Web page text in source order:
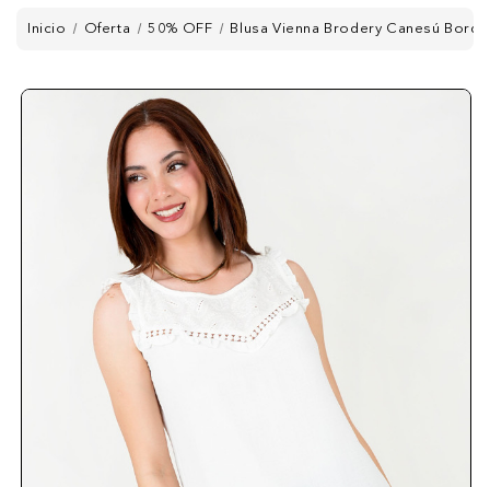
Inicio Oferta 50% OFF Blusa Vienna Brodery Canesú